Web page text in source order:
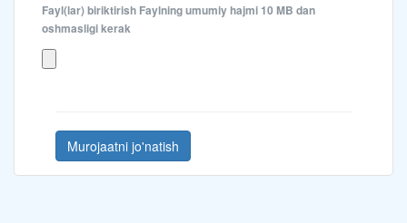
Fayl(lar) biriktirish Faylning umumiy hajmi 10 MB dan
oshmasligi kerak
Murojaatni jo'natish